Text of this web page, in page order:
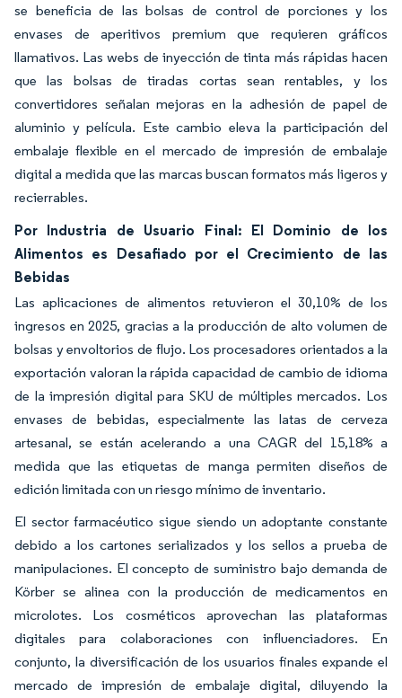
se beneficia de las bolsas de control de porciones y los
envases de aperitivos premium que requieren gráficos
llamativos. Las webs de inyección de tinta más rápidas hacen
que las bolsas de tiradas cortas sean rentables, y los
convertidores señalan mejoras en la adhesión de papel de
aluminio y película. Este cambio eleva la participación del
embalaje flexible en el mercado de impresión de embalaje
digital a medida que las marcas buscan formatos más ligeros y
recierrables.
Por Industria de Usuario Final: El Dominio de los
Alimentos es Desafiado por el Crecimiento de las
Bebidas
Las aplicaciones de alimentos retuvieron el 30,10% de los
ingresos en 2025, gracias a la producción de alto volumen de
bolsas y envoltorios de flujo. Los procesadores orientados a la
exportación valoran la rápida capacidad de cambio de idioma
de la impresión digital para SKU de múltiples mercados. Los
envases de bebidas, especialmente las latas de cerveza
artesanal, se están acelerando a una CAGR del 15,18% a
medida que las etiquetas de manga permiten diseños de
edición limitada con un riesgo mínimo de inventario.
El sector farmacéutico sigue siendo un adoptante constante
debido a los cartones serializados y los sellos a prueba de
manipulaciones. El concepto de suministro bajo demanda de
Körber se alinea con la producción de medicamentos en
microlotes. Los cosméticos aprovechan las plataformas
digitales para colaboraciones con influenciadores. En
conjunto, la diversificación de los usuarios finales expande el
mercado de impresión de embalaje digital, diluyendo la